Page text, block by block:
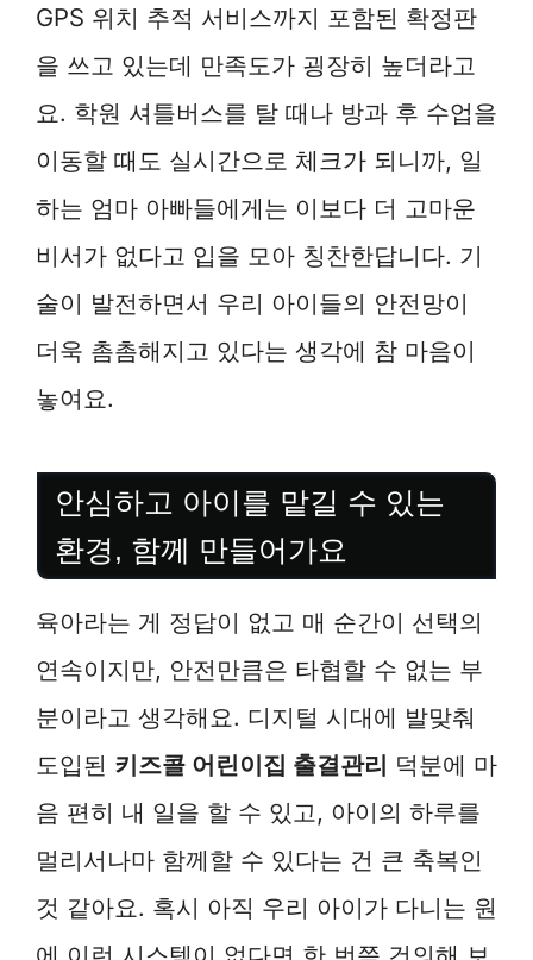
GPS 위치 추적 서비스까지 포함된 확정판
을 쓰고 있는데 만족도가 굉장히 높더라고
요. 학원 셔틀버스를 탈 때나 방과 후 수업을
이동할 때도 실시간으로 체크가 되니까, 일
하는 엄마 아빠들에게는 이보다 더 고마운
비서가 없다고 입을 모아 칭찬한답니다. 기
술이 발전하면서 우리 아이들의 안전망이
더욱 촘촘해지고 있다는 생각에 참 마음이
놓여요.
안심하고 아이를 맡길 수 있는
환경, 함께 만들어가요
육아라는 게 정답이 없고 매 순간이 선택의
연속이지만, 안전만큼은 타협할 수 없는 부
분이라고 생각해요. 디지털 시대에 발맞춰
도입된 키즈콜 어린이집 출결관리 덕분에 마
음 편히 내 일을 할 수 있고, 아이의 하루를
멀리서나마 함께할 수 있다는 건 큰 축복인
것 같아요. 혹시 아직 우리 아이가 다니는 원